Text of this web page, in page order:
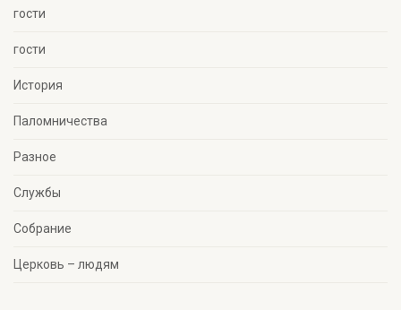
гости
гости
История
Паломничества
Разное
Службы
Собрание
Церковь – людям